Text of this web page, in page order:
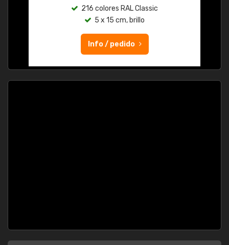
216 colores RAL Classic
5 x 15 cm, brillo
Info / pedido